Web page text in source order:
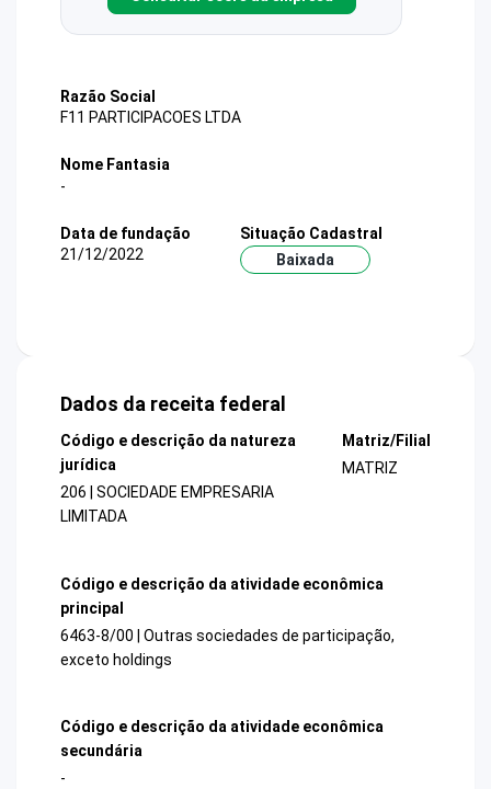
Razão Social
F11 PARTICIPACOES LTDA
Nome Fantasia
-
Data de fundação
21/12/2022
Situação Cadastral
Baixada
Dados da receita federal
Código e descrição da natureza
jurídica
206 | SOCIEDADE EMPRESARIA
LIMITADA
Matriz/Filial
MATRIZ
Código e descrição da atividade econômica
principal
6463-8/00 | Outras sociedades de participação,
exceto holdings
Código e descrição da atividade econômica
secundária
-